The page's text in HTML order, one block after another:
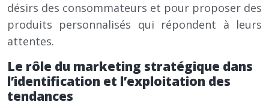
désirs des consommateurs et pour proposer des
produits personnalisés qui répondent à leurs
attentes.
Le rôle du marketing stratégique dans
l’identification et l’exploitation des
tendances